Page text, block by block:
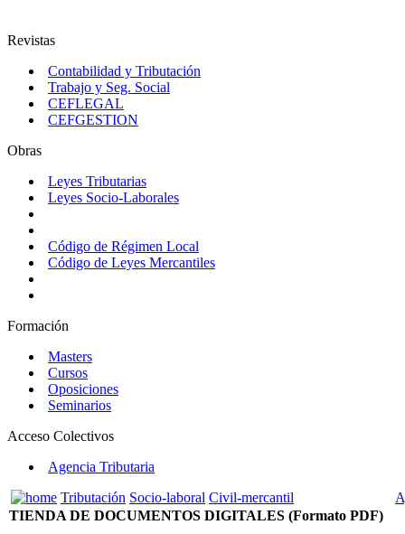
Revistas
Contabilidad y Tributación
Trabajo y Seg. Social
CEFLEGAL
CEFGESTION
Obras
Leyes Tributarias
Leyes Socio-Laborales
Código de Régimen Local
Código de Leyes Mercantiles
Formación
Masters
Cursos
Oposiciones
Seminarios
Acceso Colectivos
Agencia Tributaria
Tributación Socio-laboral Civil-mercantil
TIENDA DE DOCUMENTOS DIGITALES (Formato PDF)